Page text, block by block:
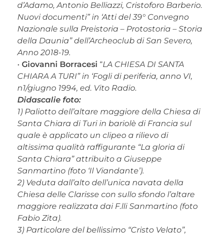
d’Adamo, Antonio Belliazzi, Cristoforo Barberio.
Nuovi documenti” in ‘Atti del 39° Convegno
Nazionale sulla Preistoria – Protostoria – Storia
della Daunia” dell’Archeoclub di San Severo,
Anno 2018-19.
• Giovanni Borracesi “LA CHIESA DI SANTA
CHIARA A TURI” in ‘Fogli di periferia, anno VI,
n1/giugno 1994, ed. Vito Radio.
Didascalie foto:
1) Paliotto dell’altare maggiore della Chiesa di
Santa Chiara di Turi in bariolè di Francia sul
quale è applicato un clipeo a rilievo di
altissima qualità raffigurante “La gloria di
Santa Chiara” attribuito a Giuseppe
Sanmartino (foto ‘Il Viandante’).
2) Veduta dall’alto dell’unica navata della
Chiesa delle Clarisse con sullo sfondo l’altare
maggiore realizzata dai F.lli Sanmartino (foto
Fabio Zita).
3) Particolare del bellissimo “Cristo Velato”,